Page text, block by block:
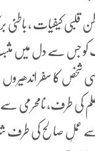
قلبی کیفیات ،
کو جس سے دل میں
شخص کا سفر
کی طرف، نامحرمی
عملِ صالح کی طرف